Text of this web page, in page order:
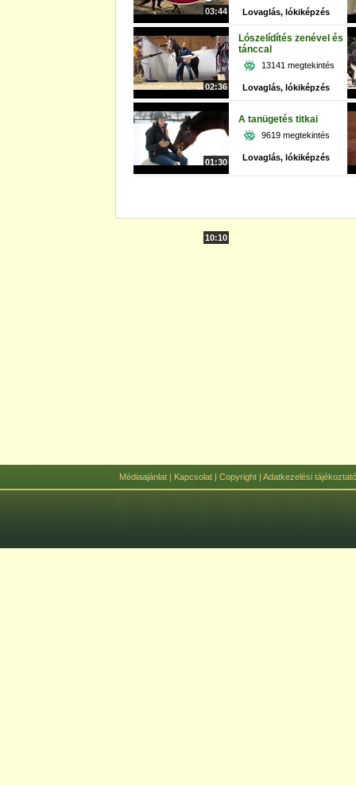
03:44
02:36
Lovaglás, lókiképzés
01:30
Lószelídítés zenével és
tánccal
13141 megtekintés
Lovaglás, lókiképzés
10:10
A tanügetés titkai
9619 megtekintés
Lovaglás, lókiképzés
Médiaajánlat| Kapcsolat| Copyright| Adatkezelési tájékoztató